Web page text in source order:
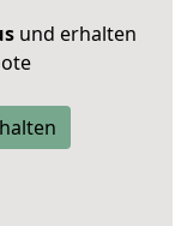
und erhalten